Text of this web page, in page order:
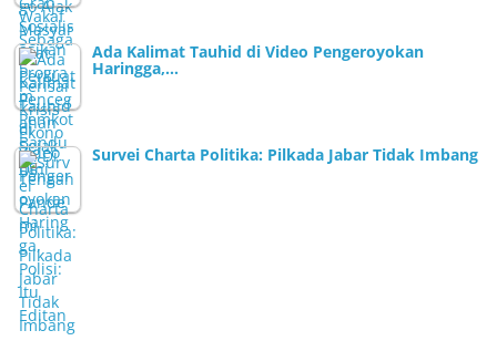
Ada Kalimat Tauhid di Video Pengeroyokan
Haringga,…
Survei Charta Politika: Pilkada Jabar Tidak Imbang